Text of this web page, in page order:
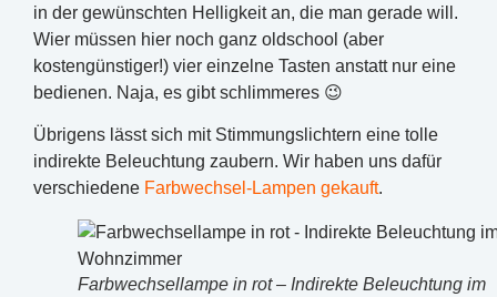
in der gewünschten Helligkeit an, die man gerade will.
Wier müssen hier noch ganz oldschool (aber
kostengünstiger!) vier einzelne Tasten anstatt nur eine
bedienen. Naja, es gibt schlimmeres 😉
Übrigens lässt sich mit Stimmungslichtern eine tolle
indirekte Beleuchtung zaubern. Wir haben uns dafür
verschiedene Farbwechsel-Lampen gekauft.
Farbwechsellampe in rot – Indirekte Beleuchtung im